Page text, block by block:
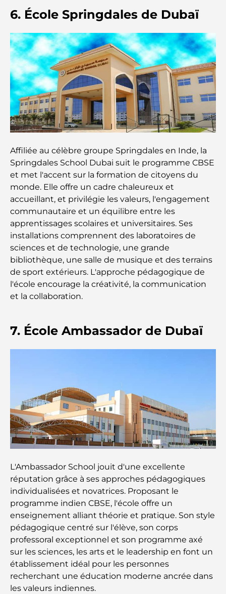
Plateformes de trading aux Émirats arabes unis :
un guide pour les investisseurs modernes
Family Beach Club Dubai : Là où divertissement et
détente se rencontrent
Les meilleures écoles IB à Dubaï : un guide
complet pour les parents
Plan directeur de Dubai Hills : une vision pour la
vie communautaire moderne
Restaurant de l'Opéra de Dubaï : Quand la
gastronomie rencontre la culture
Les marques de costumes les plus chères qui
définissent le luxe sur mesure
Restaurants de J1 Beach : la nouvelle destination
gastronomique de luxe à Dubaï
Les montres Rolex les plus chères jamais vendues
A Brief Guide to Buying Property in Dubai (2025-
Les Mercedes les plus chères jamais créées
Déménager à Dubaï depuis l'Australie : Guide
Safari de luxe d'une nuit dans le désert de Dubaï :
une escapade haut de gamme
Les voitures les plus chères de Tesla : l'innovation
au service de la performance
Restaurants Al Wasl : les restaurants les plus
célèbres de Dubaï
6. École Springdales de Dubaï
Affiliée au célèbre groupe Springdales en Inde, la
Springdales School Dubai suit le programme CBSE
et met l'accent sur la formation de citoyens du
monde. Elle offre un cadre chaleureux et
accueillant, et privilégie les valeurs, l'engagement
communautaire et un équilibre entre les
apprentissages scolaires et universitaires. Ses
installations comprennent des laboratoires de
sciences et de technologie, une grande
bibliothèque, une salle de musique et des terrains
de sport extérieurs. L'approche pédagogique de
l'école encourage la créativité, la communication
et la collaboration.
7. École Ambassador de Dubaï
L'Ambassador School jouit d'une excellente
réputation grâce à ses approches pédagogiques
individualisées et novatrices. Proposant le
programme indien CBSE, l'école offre un
enseignement alliant théorie et pratique. Son style
pédagogique centré sur l'élève, son corps
professoral exceptionnel et son programme axé
sur les sciences, les arts et le leadership en font un
établissement idéal pour les personnes
recherchant une éducation moderne ancrée dans
les valeurs indiennes.